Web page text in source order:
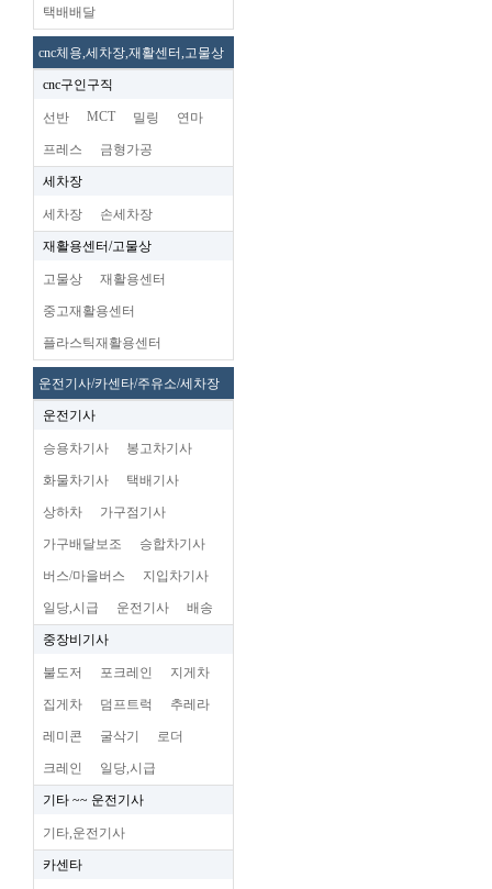
택배배달
cnc체용,세차장,재활센터,고물상
cnc구인구직
선반 MCT 밀링 연마
프레스 금형가공
세차장
세차장 손세차장
재활용센터/고물상
고물상 재활용센터
중고재활용센터
플라스틱재활용센터
운전기사/카센타/주유소/세차장
운전기사
승용차기사 봉고차기사
화물차기사 택배기사
상하차 가구점기사
가구배달보조 승합차기사
버스/마을버스 지입차기사
일당,시급 운전기사 배송
중장비기사
불도저 포크레인 지게차
집게차 덤프트럭 추레라
레미콘 굴삭기 로더
크레인 일당,시급
기타 ~~ 운전기사
기타,운전기사
카센타